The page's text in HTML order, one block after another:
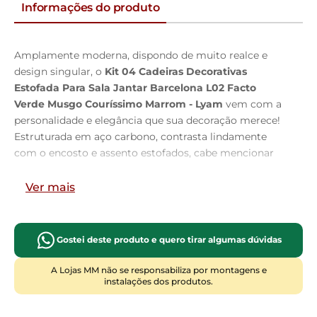
Informações do produto
Amplamente moderna, dispondo de muito realce e
design singular, o Kit 04 Cadeiras Decorativas
Estofada Para Sala Jantar Barcelona L02 Facto
Verde Musgo Couríssimo Marrom - Lyam vem com a
personalidade e elegância que sua decoração merece!
Estruturada em aço carbono, contrasta lindamente
com o encosto e assento estofados, cabe mencionar
confeccionada por materiais de excelente qualidade,
ambiente, otimizando seu espaço e promovendo
máximo conforto. Pode ser disposta em sala de jantar,
cozinha ou até mesmo na área gourmet, as
possibilidades são infinitas e as combinações ficarão
Ver mais
Gostei deste produto e quero tirar algumas dúvidas
A Lojas MM não se responsabiliza por montagens e
instalações dos produtos.